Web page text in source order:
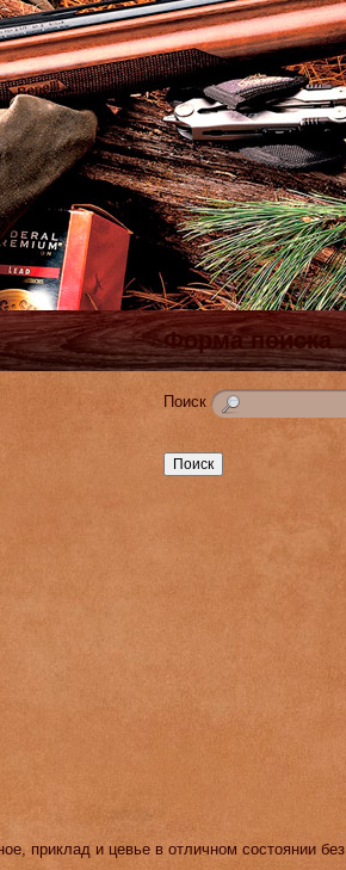
Форма поиска
Поиск
приклад и цевье в отличном состоянии без